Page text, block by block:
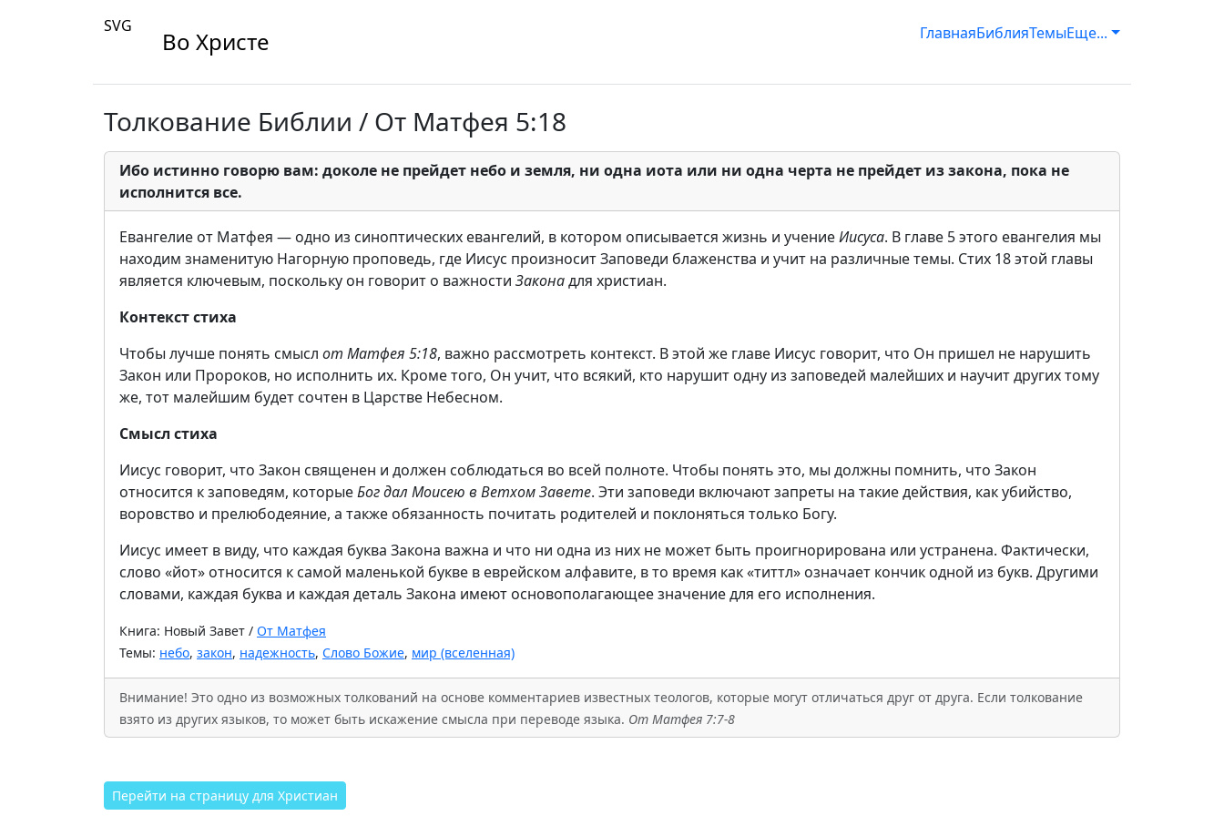
SVG
Во Христе ГлавнаяБиблияТемыЕще...
Толкование Библии / От Матфея 5:18
Ибо истинно говорю вам: доколе не прейдет небо и земля, ни одна иота или ни одна черта не прейдет из закона, пока не
исполнится все.
Евангелие от Матфея — одно из синоптических евангелий, в котором описывается жизнь и учениеИисуса. В главе 5 этого евангелия мы
находим знаменитую Нагорную проповедь, где Иисус произносит Заповеди блаженства и учит на различные темы. Стих 18 этой главы
является ключевым, поскольку он говорит о важности Законадля христиан.
Контекст стиха
Чтобы лучше понять смысл от Матфея 5:18, важно рассмотреть контекст. В этой же главе Иисус говорит, что Он пришел не нарушить
Закон или Пророков, но исполнить их. Кроме того, Он учит, что всякий, кто нарушит одну из заповедей малейших и научит других тому
же, тот малейшим будет сочтен в Царстве Небесном.
Смысл стиха
Иисус говорит, что Закон священен и должен соблюдаться во всей полноте. Чтобы понять это, мы должны помнить, что Закон
относится к заповедям, которыеБог дал Моисею в Ветхом Завете. Эти заповеди включают запреты на такие действия, как убийство,
воровство и прелюбодеяние, а также обязанность почитать родителей и поклоняться только Богу.
Иисус имеет в виду, что каждая буква Закона важна и что ни одна из них не может быть проигнорирована или устранена. Фактически,
слово «йот» относится к самой маленькой букве в еврейском алфавите, в то время как «титтл» означает кончик одной из букв. Другими
словами, каждая буква и каждая деталь Закона имеют основополагающее значение для его исполнения.
Книга: Новый Завет / От Матфея
Темы: небо, закон, надежность, Слово Божие, мир (вселенная)
Внимание! Это одно из возможных толкований на основе комментариев известных теологов, которые могут отличаться друг от друга. Если толкование
взято из других языков, то может быть искажение смысла при переводе языка. От Матфея 7:7-8
Перейти на страницу для Христиан